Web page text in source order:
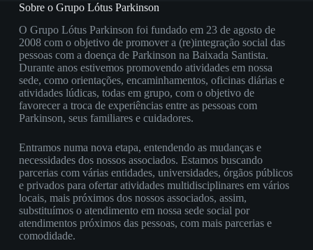
Sobre o Grupo Lótus Parkinson
O Grupo Lótus Parkinson foi fundado em 23 de agosto de
2008 com o objetivo de promover a (re)integração social das
pessoas com a doença de Parkinson na Baixada Santista.
Durante anos estivemos promovendo atividades em nossa
sede, como orientações, encaminhamentos, oficinas diárias e
atividades lúdicas, todas em grupo, com o objetivo de
favorecer a troca de experiências entre as pessoas com
Parkinson, seus familiares e cuidadores.
Entramos numa nova etapa, entendendo as mudanças e
necessidades dos nossos associados. Estamos buscando
parcerias com várias entidades, universidades, órgãos públicos
e privados para ofertar atividades multidisciplinares em vários
locais, mais próximos dos nossos associados, assim,
substituímos o atendimento em nossa sede social por
atendimentos próximos das pessoas, com mais parcerias e
comodidade.